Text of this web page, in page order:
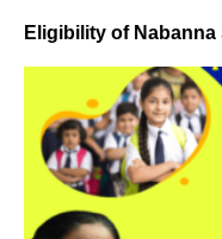
Eligibility of